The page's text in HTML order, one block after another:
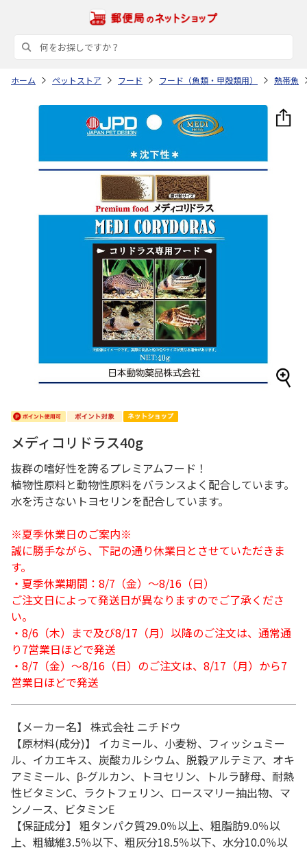
ホーム ペットストア フード フード（魚類・甲殻類用） 熱帯魚
メディコリドラス40g
抜群の嗜好性を誇るプレミアムフード！
植物性原料と動物性原料をバランスよく配合しています。
水を汚さないトヨセリンを配合しています。
※夏季休業日のご案内※
誠に勝手ながら、下記の通り休業日とさせていただきま
す。
・夏季休業期間：8/7（金）～8/16（日）
ご注文日によって発送日が異なりますのでご了承くださ
い。
・8/6（木）まで及び8/17（月）以降のご注文は、通常通
り7営業日ほどで発送
・8/7（金）～8/16（日）のご注文は、8/17（月）から7
営業日ほどで発送
【メーカー名】 株式会社 ニチドウ
【原材料(成分)】 イカミール、小麦粉、フィッシュミー
ル、イカエキス、炭酸カルシウム、脱穀アルテミア、オキ
アミミール、β-グルカン、トヨセリン、トルラ酵母、耐熱
性ビタミンC、ラクトフェリン、ロースマリー抽出物、マ
ンノース、ビタミンE
【保証成分】 粗タンパク質29.0％以上、粗脂肪9.0％以
上、粗繊維3.5％以下、粗灰分18.5％以下、水分10.0％以